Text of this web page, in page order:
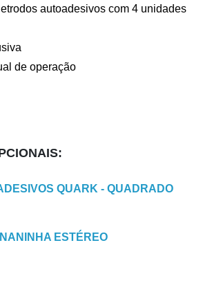
autoadesivos com 4 unidades
de operação
QUARK - QUADRADO
ESTÉREO